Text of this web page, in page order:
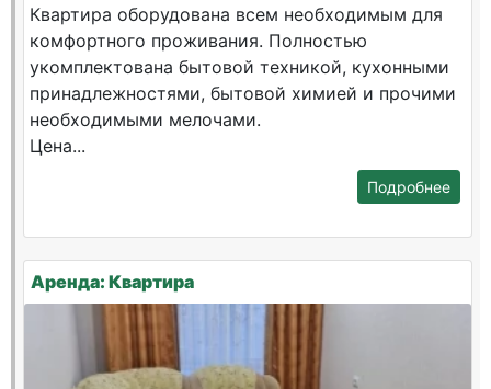
Квартира оборудована всем необходимым для
комфортного проживания. Полностью
укомплектована бытовой техникой, кухонными
принадлежностями, бытовой химией и прочими
необходимыми мелочами.
Цена...
Подробнее
Аренда: Квартира